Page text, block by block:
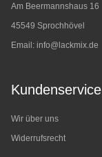
Am Beermannshaus 16
45549 Sprochhövel
Email: info@lackmix.de
Kundenservice
Wir über uns
Widerrufsrecht